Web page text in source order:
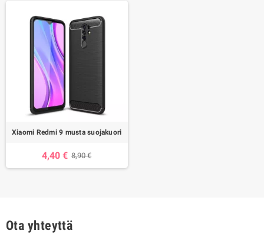
Xiaomi Redmi 9 musta suojakuori
4,40 € 8,90 €
Ota yhteyttä